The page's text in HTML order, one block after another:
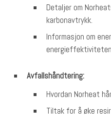
Detaljer om
karbonavtrykk.
Informasjon om
Avfallshåndtering:
Hvordan Norheat
Tiltak for å øke